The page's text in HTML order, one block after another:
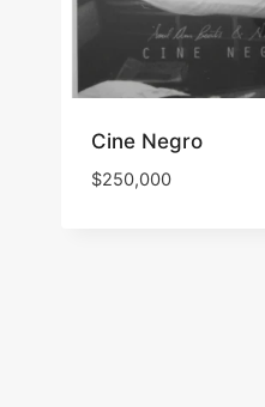
Cine Negro
$250,000